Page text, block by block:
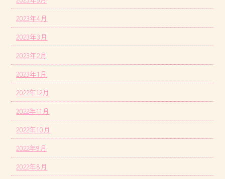
2023年4月
2023年3月
2023年2月
2023年1月
2022年12月
2022年11月
2022年10月
2022年9月
2022年8月